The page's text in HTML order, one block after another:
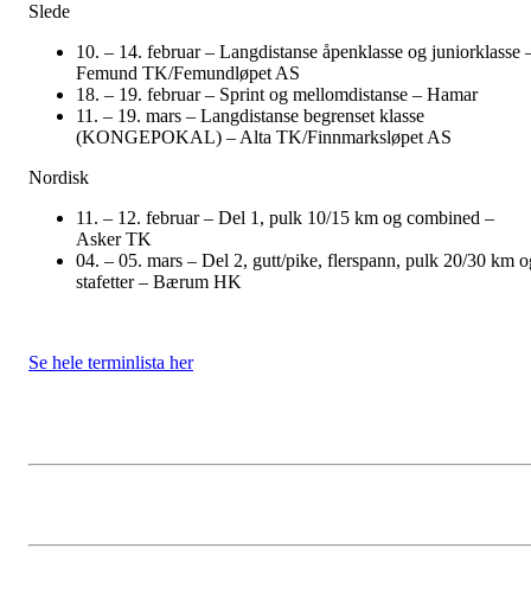
Slede
10. – 14. februar – Langdistanse åpenklasse og juniorklasse
Femund TK/Femundløpet AS
18. – 19. februar – Sprint og mellomdistanse – Hamar
11. – 19. mars – Langdistanse begrenset klasse
(KONGEPOKAL) – Alta TK/Finnmarksløpet AS
Nordisk
11. – 12. februar – Del 1, pulk 10/15 km og combined –
Asker TK
04. – 05. mars – Del 2, gutt/pike, flerspann, pulk 20/30 km
stafetter – Bærum HK
Se hele terminlista her